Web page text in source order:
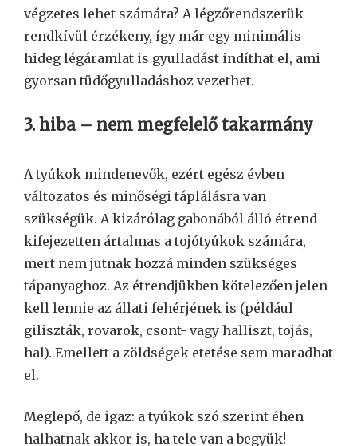
végzetes lehet számára? A légzőrendszerük
rendkívül érzékeny, így már egy minimális
hideg légáramlat is gyulladást indíthat el, ami
gyorsan tüdőgyulladáshoz vezethet.
3. hiba – nem megfelelő takarmány
A tyúkok mindenevők, ezért egész évben
változatos és minőségi táplálásra van
szükségük. A kizárólag gabonából álló étrend
kifejezetten ártalmas a tojótyúkok számára,
mert nem jutnak hozzá minden szükséges
tápanyaghoz. Az étrendjükben kötelezően jelen
kell lennie az állati fehérjének is (például
giliszták, rovarok, csont- vagy halliszt, tojás,
hal). Emellett a zöldségek etetése sem maradhat
el.
Meglepő, de igaz: a tyúkok szó szerint éhen
halhatnak akkor is, ha tele van a begyük!